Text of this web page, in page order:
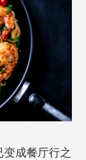
变成餐厅行之